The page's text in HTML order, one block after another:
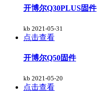
开博尔Q30PLUS固件
kb 2021-05-31
点击查看
开博尔Q50固件
kb 2021-05-20
点击查看